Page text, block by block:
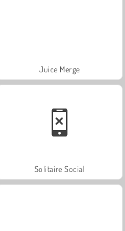
Juice Merge
Solitaire Social